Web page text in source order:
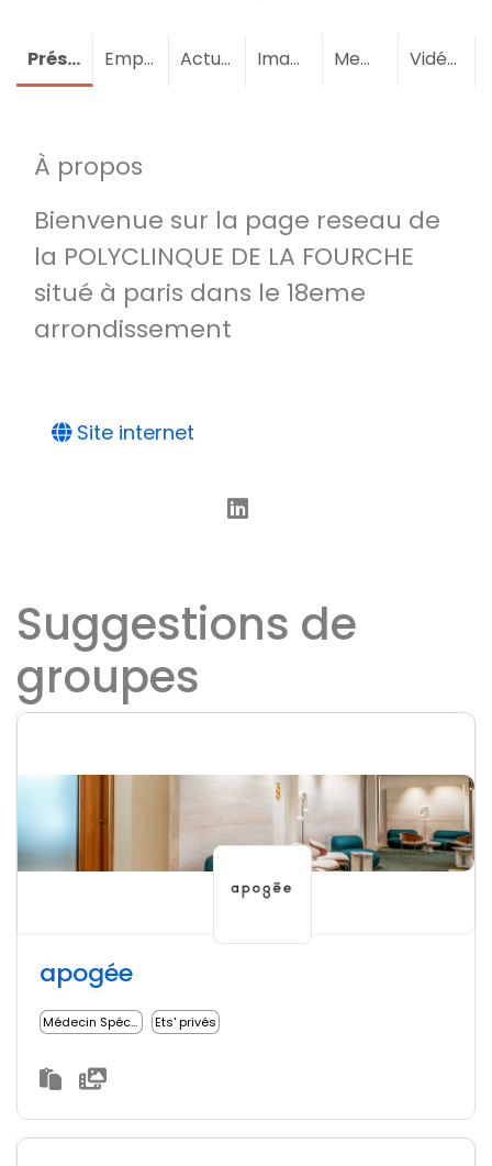
Présentation Emploi Actualités Images Membres Vidéos
À propos
Bienvenue sur la page reseau de
la POLYCLINQUE DE LA FOURCHE
situé à paris dans le 18eme
arrondissement
Site internet
Suggestions de
groupes
apogée
Médecin Spécialiste Ets' privés